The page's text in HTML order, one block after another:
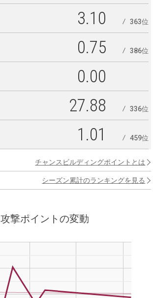
3.10 363位
0.75 386位
0.00
27.88 336位
1.01 459位
チャンスビルディングポイントとは
シーズン累計のランキングを見る
攻撃ポイントの変動